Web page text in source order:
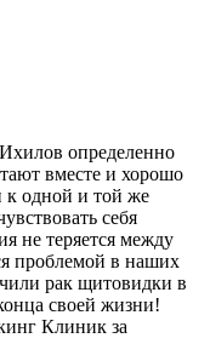
определенно
вместе и хорошо
к одной и той же
себя
не теряется между
проблемой в наших
рак щитовидки в
своей жизни!
Клиник за